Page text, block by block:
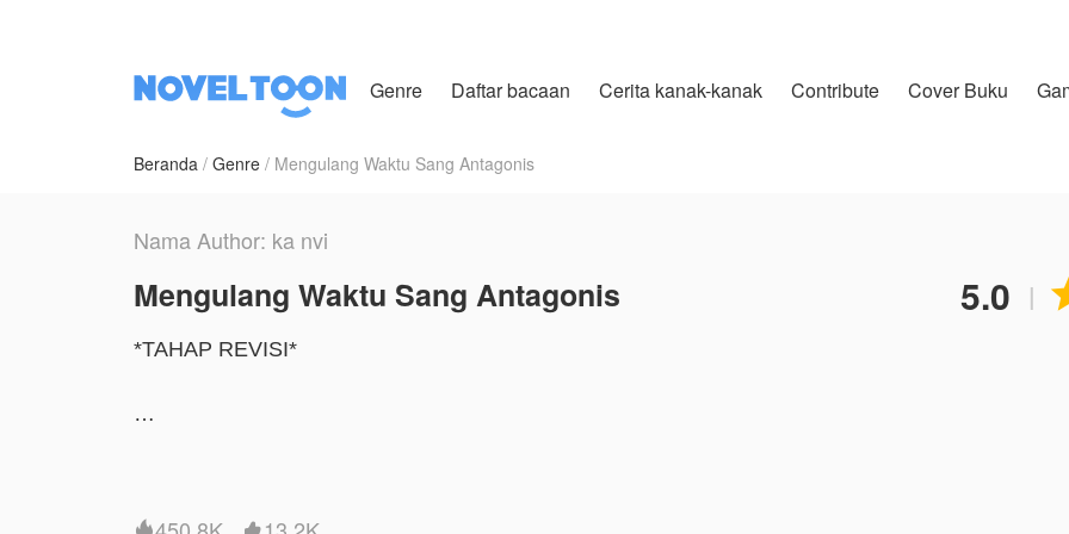
Genre Daftar bacaan Cerita kanak-kanak Contribute Cover Buku
Beranda Genre Mengulang Waktu Sang Antagonis
Nama Author: ka nvi
Mengulang Waktu Sang Antagonis 5.0 |
*TAHAP REVISI*
 